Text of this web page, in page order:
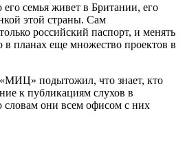
его семья живет в Британии, его
этой страны. Сам
российский паспорт, и менять
в планах еще множество проектов в
подытожил, что знает, кто
к публикациям слухов в
словам они всем офисом с них